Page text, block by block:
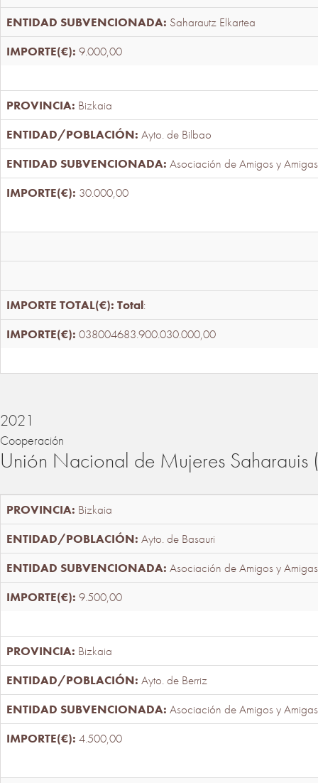
Saharautz Elkartea
9.000,00
Bizkaia
Ayto. de Bilbao
Asociación de Amigos y
30.000,00
Total:
038004683.900.030.000,00
2021
Cooperación
Unión Nacional de Mujeres
Bizkaia
Ayto. de Basauri
Asociación de Amigos y
9.500,00
Bizkaia
Ayto. de Berriz
Asociación de Amigos y
4.500,00